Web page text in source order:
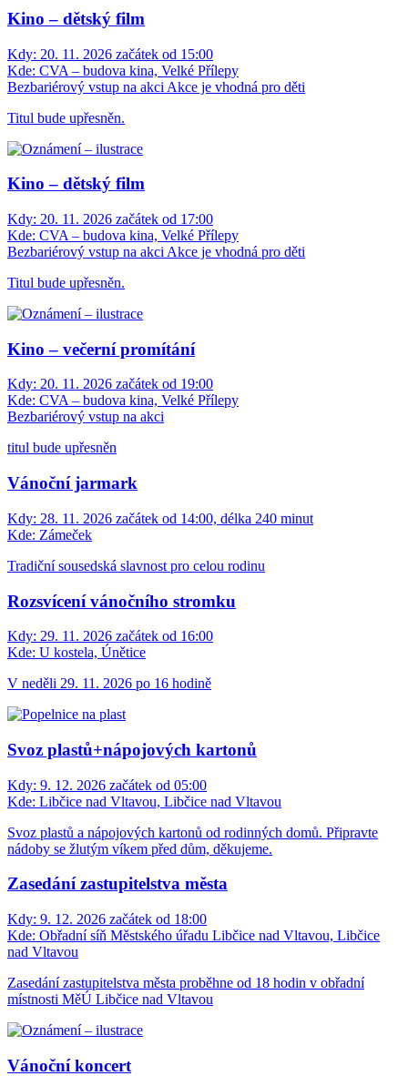
Kino – dětský film
Kdy: 20. 11. 2026 začátek od 15:00
Kde: CVA – budova kina, Velké Přílepy
Bezbariérový vstup na akci Akce je vhodná pro děti
Titul bude upřesněn.
Kino – dětský film
Kdy: 20. 11. 2026 začátek od 17:00
Kde: CVA – budova kina, Velké Přílepy
Bezbariérový vstup na akci Akce je vhodná pro děti
Titul bude upřesněn.
Kino – večerní promítání
Kdy: 20. 11. 2026 začátek od 19:00
Kde: CVA – budova kina, Velké Přílepy
Bezbariérový vstup na akci
titul bude upřesněn
Vánoční jarmark
Kdy: 28. 11. 2026 začátek od 14:00, délka 240 minut
Kde: Zámeček
Tradiční sousedská slavnost pro celou rodinu
Rozsvícení vánočního stromku
Kdy: 29. 11. 2026 začátek od 16:00
Kde: U kostela, Únětice
V neděli 29. 11. 2026 po 16 hodině
Svoz plastů+nápojových kartonů
Kdy: 9. 12. 2026 začátek od 05:00
Kde: Libčice nad Vltavou, Libčice nad Vltavou
Svoz plastů a nápojových kartonů od rodinných domů. Připravte
nádoby se žlutým víkem před dům, děkujeme.
Zasedání zastupitelstva města
Kdy: 9. 12. 2026 začátek od 18:00
Kde: Obřadní síň Městského úřadu Libčice nad Vltavou, Libčice
nad Vltavou
Zasedání zastupitelstva města proběhne od 18 hodin v obřadní
místnosti MěÚ Libčice nad Vltavou
Vánoční koncert